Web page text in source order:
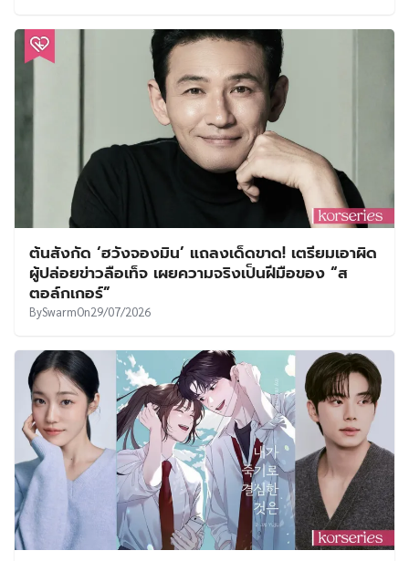
ต้นสังกัด ‘ฮวังจองมิน’ แถลงเด็ดขาด! เตรียมเอาผิด
ผู้ปล่อยข่าวลือเท็จ เผยความจริงเป็นฝีมือของ “ส
ตอล์กเกอร์”
BySwarmOn29/07/2026